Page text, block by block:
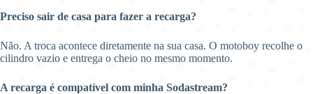
Preciso sair de casa para fazer a recarga?
Não. A troca acontece diretamente na sua casa. O motoboy recolhe o
cilindro vazio e entrega o cheio no mesmo momento.
A recarga é compatível com minha Sodastream?